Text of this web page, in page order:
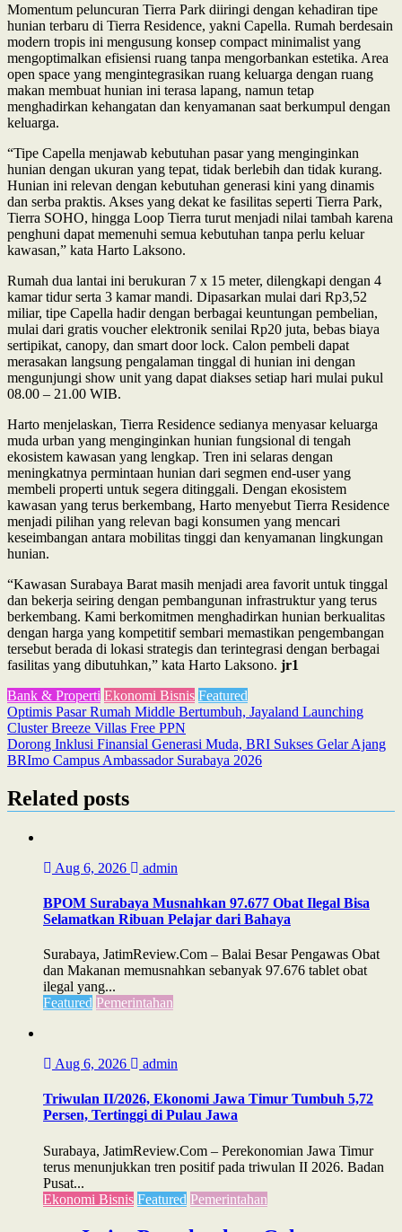
Momentum peluncuran Tierra Park diiringi dengan kehadiran tipe
hunian terbaru di Tierra Residence, yakni Capella. Rumah berdesain
modern tropis ini mengusung konsep compact minimalist yang
mengoptimalkan efisiensi ruang tanpa mengorbankan estetika. Area
open space yang mengintegrasikan ruang keluarga dengan ruang
makan membuat hunian ini terasa lapang, namun tetap
menghadirkan kehangatan dan kenyamanan saat berkumpul dengan
keluarga.
“Tipe Capella menjawab kebutuhan pasar yang menginginkan
hunian dengan ukuran yang tepat, tidak berlebih dan tidak kurang.
Hunian ini relevan dengan kebutuhan generasi kini yang dinamis
dan serba praktis. Akses yang dekat ke fasilitas seperti Tierra Park,
Tierra SOHO, hingga Loop Tierra turut menjadi nilai tambah karena
penghuni dapat memenuhi semua kebutuhan tanpa perlu keluar
kawasan,” kata Harto Laksono.
Rumah dua lantai ini berukuran 7 x 15 meter, dilengkapi dengan 4
kamar tidur serta 3 kamar mandi. Dipasarkan mulai dari Rp3,52
miliar, tipe Capella hadir dengan berbagai keuntungan pembelian,
mulai dari gratis voucher elektronik senilai Rp20 juta, bebas biaya
sertipikat, canopy, dan smart door lock. Calon pembeli dapat
merasakan langsung pengalaman tinggal di hunian ini dengan
mengunjungi show unit yang dapat diakses setiap hari mulai pukul
08.00 – 21.00 WIB.
Harto menjelaskan, Tierra Residence sedianya menyasar keluarga
muda urban yang menginginkan hunian fungsional di tengah
ekosistem kawasan yang lengkap. Tren ini selaras dengan
meningkatnya permintaan hunian dari segmen end-user yang
membeli properti untuk segera ditinggali. Dengan ekosistem
kawasan yang terus berkembang, Harto menyebut Tierra Residence
menjadi pilihan yang relevan bagi konsumen yang mencari
keseimbangan antara mobilitas tinggi dan kenyamanan lingkungan
hunian.
“Kawasan Surabaya Barat masih menjadi area favorit untuk tinggal
dan bekerja seiring dengan pembangunan infrastruktur yang terus
berkembang. Kami berkomitmen menghadirkan hunian berkualitas
dengan harga yang kompetitif sembari memastikan pengembangan
tersebut berada di lokasi strategis dan terintegrasi dengan berbagai
fasilitas yang dibutuhkan,” kata Harto Laksono. jr1
Bank & Properti Ekonomi Bisnis Featured
Post
navigation
Optimis Pasar Rumah Middle Bertumbuh, Jayaland Launching
Cluster Breeze Villas Free PPN
Dorong Inklusi Finansial Generasi Muda, BRI Sukses Gelar Ajang
BRImo Campus Ambassador Surabaya 2026
Related posts
Aug 6, 2026 admin
BPOM Surabaya Musnahkan 97.677 Obat Ilegal Bisa
Selamatkan Ribuan Pelajar dari Bahaya
Surabaya, JatimReview.Com – Balai Besar Pengawas Obat
dan Makanan memusnahkan sebanyak 97.676 tablet obat
ilegal yang...
Featured Pemerintahan
Aug 6, 2026 admin
Triwulan II/2026, Ekonomi Jawa Timur Tumbuh 5,72
Persen, Tertinggi di Pulau Jawa
Surabaya, JatimReview.Com – Perekonomian Jawa Timur
terus menunjukkan tren positif pada triwulan II 2026. Badan
Pusat...
Ekonomi Bisnis Featured Pemerintahan